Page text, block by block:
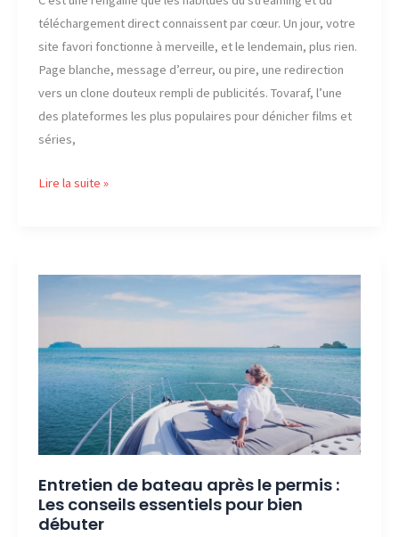
téléchargement direct connaissent par cœur. Un jour, votre
site favori fonctionne à merveille, et le lendemain, plus rien.
Page blanche, message d’erreur, ou pire, une redirection
vers un clone douteux rempli de publicités. Tovaraf, l’une
des plateformes les plus populaires pour dénicher films et
séries,
Août
est
adresse
officielle
de
Tovaraf
?
Lire la suite »
Entretien de bateau après le permis :
Les conseils essentiels pour bien
débuter